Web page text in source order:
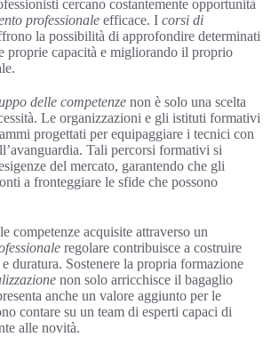
cercano costantemente opportunità
professionale efficace. I corsi di
la possibilità di approfondire determinati
proprie capacità e migliorando il proprio
delle competenze non è solo una scelta
Le organizzazioni e gli istituti formativi
progettati per equipaggiare i tecnici con
Tali percorsi formativi si
del mercato, garantendo che gli
a fronteggiare le sfide che possono
competenze acquisite attraverso un
regolare contribuisce a costruire
duratura. Sostenere la propria formazione
non solo arricchisce il bagaglio
anche un valore aggiunto per le
contare su un team di esperti capaci di
alle novità.